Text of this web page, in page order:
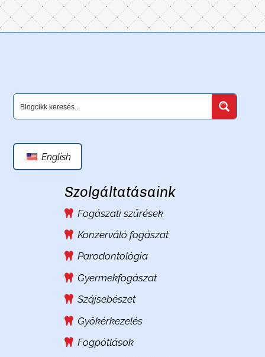
English
Szolgáltatásaink
Fogászati szűrések
Konzerváló fogászat
Parodontológia
Gyermekfogászat
Szájsebészet
Gyökérkezelés
Fogpótlások